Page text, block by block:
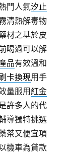
門人氣汐止
清熱解毒物
材之基於皮
喝過可以解
品有效溫和
卡換現用手
量服用紅金
許多人的代
導獨特挑選
茶又便宜項
機車為貸款